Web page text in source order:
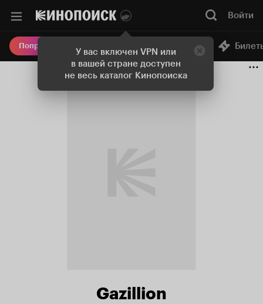
У вас включен VPN или
в вашей стране доступен
не весь каталог Кинопоиска
Войти
Попробовать Плюс Онлайн-кинотеатр
Gazillion